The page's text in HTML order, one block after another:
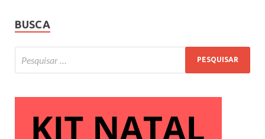
BUSCA